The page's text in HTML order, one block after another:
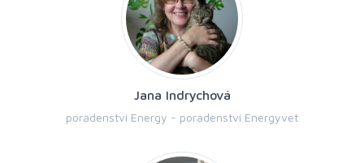
Jana Indrychová
poradenství Energy - poradenství Energyvet